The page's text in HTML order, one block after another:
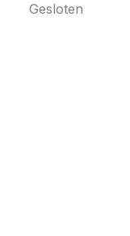
Gesloten